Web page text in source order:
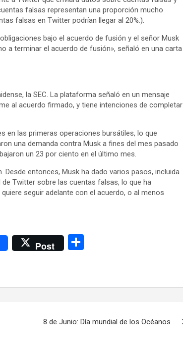
falsas representan una proporción mucho
falsas en Twitter podrían llegar al 20%.).
bajo el acuerdo de fusión y el señor Musk
a terminar el acuerdo de fusión», señaló en una carta
la SEC. La plataforma señaló en un mensaje
al acuerdo firmado, y tiene intenciones de completar
en las primeras operaciones bursátiles, lo que
una demanda contra Musk a fines del mes pasado
un 23 por ciento en el último mes.
entonces, Musk ha dado varios pasos, incluida
Twitter sobre las cuentas falsas, lo que ha
seguir adelante con el acuerdo, o al menos
Post
p
tir
8 de Junio: Día mundial de los Océanos